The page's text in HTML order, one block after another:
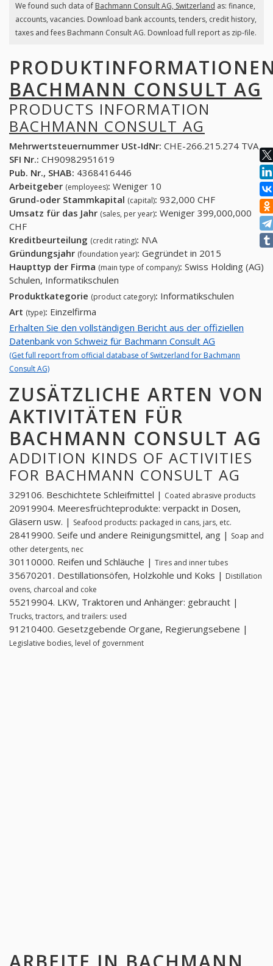
We found such data of Bachmann Consult AG, Switzerland as: finance,
accounts, vacancies. Download bank accounts, tenders, credit history,
taxes and fees Bachmann Consult AG. Download full report as zip-file.
BACHMANN CONSULT AG
PRODUCTS INFORMATION
BACHMANN CONSULT AG
Mehrwertsteuernummer USt-IdNr: CHE-266.215.274 TVA
SFI Nr.: CH90982951619
Pub. Nr., SHAB: 4368416446
Arbeitgeber (employees): Weniger 10
Grund-oder Stammkapital (capital): 932,000 CHF
Umsatz für das Jahr (sales, per year): Weniger 399,000,000
CHF
Kreditbeurteilung (credit rating): N\A
Gründungsjahr (foundation year): Gegründet in 2015
Haupttyp der Firma (main type of company): Swiss Holding (AG)
Schulen, Informatikschulen
Produktkategorie (product category): Informatikschulen
Art (type): Einzelfirma
Erhalten Sie den vollständigen Bericht aus der offiziellen
Datenbank von Schweiz für Bachmann Consult AG
(Get full report from official database of Switzerland for Bachmann
Consult AG)
ZUSÄTZLICHE ARTEN VON
AKTIVITÄTEN FÜR
BACHMANN CONSULT AG
ADDITION KINDS OF ACTIVITIES
FOR BACHMANN CONSULT AG
329106. Beschichtete Schleifmittel | Coated abrasive products
20919904. Meeresfrüchteprodukte: verpackt in Dosen,
Gläsern usw. | Seafood products: packaged in cans, jars, etc.
28419900. Seife und andere Reinigungsmittel, ang | Soap and
other detergents, nec
30110000. Reifen und Schläuche | Tires and inner tubes
35670201. Destillationsöfen, Holzkohle und Koks | Distillation
ovens, charcoal and coke
55219904. LKW, Traktoren und Anhänger: gebraucht |
Trucks, tractors, and trailers: used
91210400. Gesetzgebende Organe, Regierungsebene |
Legislative bodies, level of government